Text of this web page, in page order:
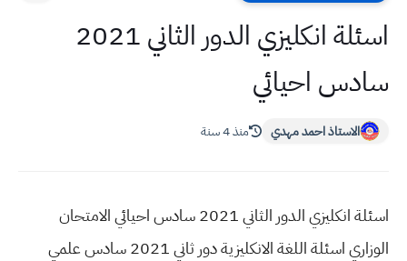
اسئلة انكليزي الدور الثاني 2021
سادس احيائي
الاستاذ احمد مهدي منذ 4 سنة
اسئلة انكليزي الدور الثاني 2021 سادس احيائي الامتحان
الوزاري اسئلة اللغة الانكليزية دور ثاني 2021 سادس علمي